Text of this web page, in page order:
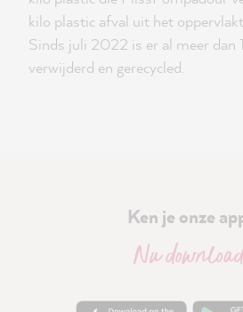
kilo plastic afval uit het
Sinds juli 2022 is er al meer dan
verwijderd en gerecycled.
Ken je onze
Nu